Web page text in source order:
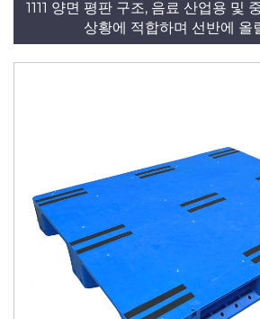
1111 양면 평판 구조, 음료 산업용 및
상황에 적합하며 선반에 올